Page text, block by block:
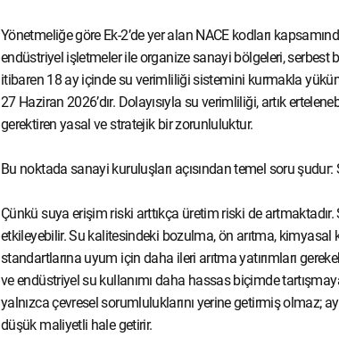
Yönetmeliğe göre Ek-2’de yer alan NACE kodları
endüstriyel işletmeler ile organize sanayi bölgeleri,
itibaren 18 ay içinde su verimliliği sistemini kurmakla
27 Haziran 2026’dır. Dolayısıyla su verimliliği, artık
gerektiren yasal ve stratejik bir zorunluluktur.
Bu noktada sanayi kuruluşları açısından temel soru
Çünkü suya erişim riski arttıkça üretim riski de
etkileyebilir. Su kalitesindeki bozulma, ön arıtma, kimyasal
standartlarına uyum için daha ileri arıtma yatırımları
ve endüstriyel su kullanımı daha hassas biçimde
yalnızca çevresel sorumluluklarını yerine getirmiş olmaz;
düşük maliyetli hale getirir.